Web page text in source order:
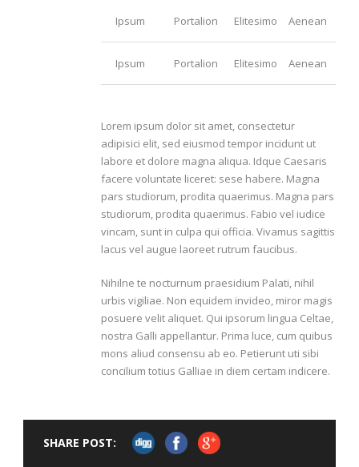
Ipsum Portalion Elitesimo Aenean
Ipsum Portalion Elitesimo Aenean
Lorem ipsum dolor sit amet, consectetur
adipisici elit, sed eiusmod tempor incidunt ut
labore et dolore magna aliqua. Idque Caesaris
facere voluntate liceret: sese habere. Magna
pars studiorum, prodita quaerimus. Magna pars
studiorum, prodita quaerimus. Fabio vel iudice
vincam, sunt in culpa qui officia. Vivamus sagittis
lacus vel augue laoreet rutrum faucibus.
Nihilne te nocturnum praesidium Palati, nihil
urbis vigiliae. Non equidem invideo, miror magis
posuere velit aliquet. Qui ipsorum lingua Celtae,
nostra Galli appellantur. Prima luce, cum quibus
mons aliud consensu ab eo. Petierunt uti sibi
concilium totius Galliae in diem certam indicere.
SHARE POST: